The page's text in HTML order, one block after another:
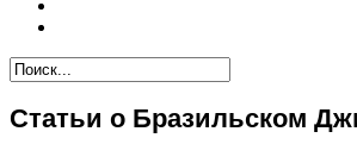
Статьи о Бразильском